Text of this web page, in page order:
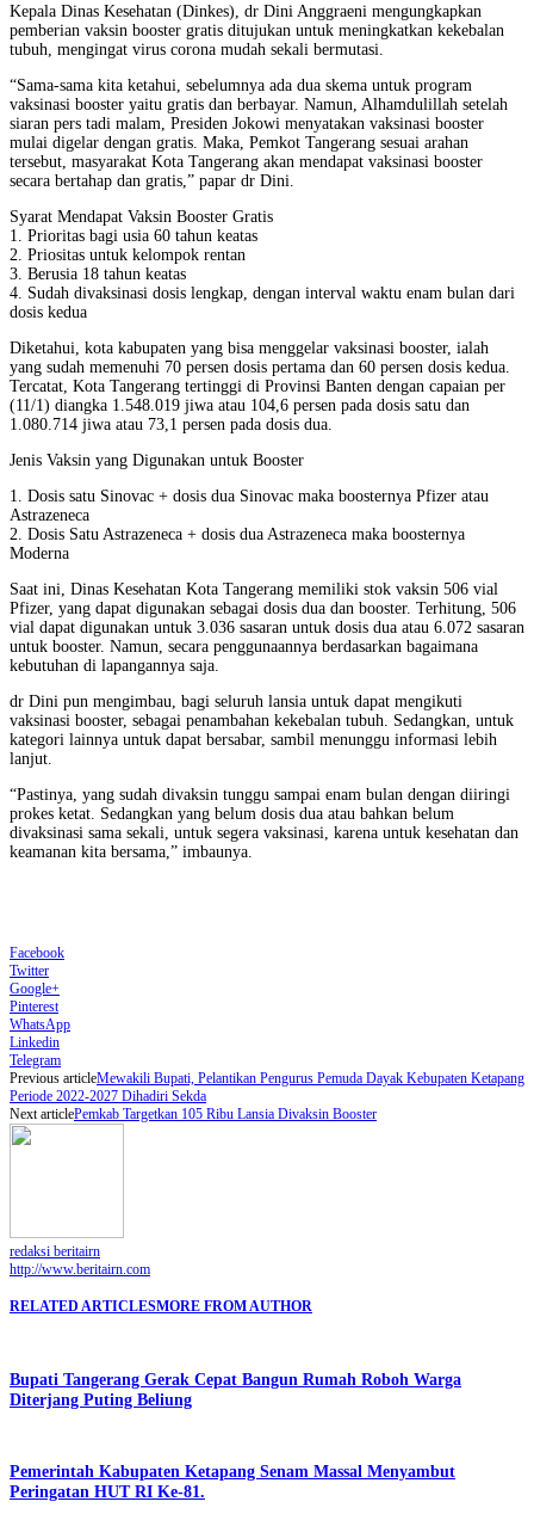
Kepala Dinas Kesehatan (Dinkes), dr Dini Anggraeni mengungkapkan
pemberian vaksin booster gratis ditujukan untuk meningkatkan kekebalan
tubuh, mengingat virus corona mudah sekali bermutasi.
“Sama-sama kita ketahui, sebelumnya ada dua skema untuk program
vaksinasi booster yaitu gratis dan berbayar. Namun, Alhamdulillah setelah
siaran pers tadi malam, Presiden Jokowi menyatakan vaksinasi booster
mulai digelar dengan gratis. Maka, Pemkot Tangerang sesuai arahan
tersebut, masyarakat Kota Tangerang akan mendapat vaksinasi booster
secara bertahap dan gratis,” papar dr Dini.
Syarat Mendapat Vaksin Booster Gratis
1. Prioritas bagi usia 60 tahun keatas
2. Priositas untuk kelompok rentan
3. Berusia 18 tahun keatas
4. Sudah divaksinasi dosis lengkap, dengan interval waktu enam bulan dari
dosis kedua
Diketahui, kota kabupaten yang bisa menggelar vaksinasi booster, ialah
yang sudah memenuhi 70 persen dosis pertama dan 60 persen dosis kedua.
Tercatat, Kota Tangerang tertinggi di Provinsi Banten dengan capaian per
(11/1) diangka 1.548.019 jiwa atau 104,6 persen pada dosis satu dan
1.080.714 jiwa atau 73,1 persen pada dosis dua.
Jenis Vaksin yang Digunakan untuk Booster
1. Dosis satu Sinovac + dosis dua Sinovac maka boosternya Pfizer atau
Astrazeneca
2. Dosis Satu Astrazeneca + dosis dua Astrazeneca maka boosternya
Moderna
Saat ini, Dinas Kesehatan Kota Tangerang memiliki stok vaksin 506 vial
Pfizer, yang dapat digunakan sebagai dosis dua dan booster. Terhitung, 506
vial dapat digunakan untuk 3.036 sasaran untuk dosis dua atau 6.072 sasaran
untuk booster. Namun, secara penggunaannya berdasarkan bagaimana
kebutuhan di lapangannya saja.
dr Dini pun mengimbau, bagi seluruh lansia untuk dapat mengikuti
vaksinasi booster, sebagai penambahan kekebalan tubuh. Sedangkan, untuk
kategori lainnya untuk dapat bersabar, sambil menunggu informasi lebih
lanjut.
“Pastinya, yang sudah divaksin tunggu sampai enam bulan dengan diiringi
prokes ketat. Sedangkan yang belum dosis dua atau bahkan belum
divaksinasi sama sekali, untuk segera vaksinasi, karena untuk kesehatan dan
keamanan kita bersama,” imbaunya.
Facebook
Twitter
Google+
Pinterest
WhatsApp
Linkedin
Telegram
Previous articleMewakili Bupati, Pelantikan Pengurus Pemuda Dayak Kebupaten Ketapang
Periode 2022-2027 Dihadiri Sekda
Next articlePemkab Targetkan 105 Ribu Lansia Divaksin Booster
redaksi beritairn
http://www.beritairn.com
RELATED ARTICLESMORE FROM AUTHOR
Bupati Tangerang Gerak Cepat Bangun Rumah Roboh Warga
Diterjang Puting Beliung
Pemerintah Kabupaten Ketapang Senam Massal Menyambut
Peringatan HUT RI Ke-81.